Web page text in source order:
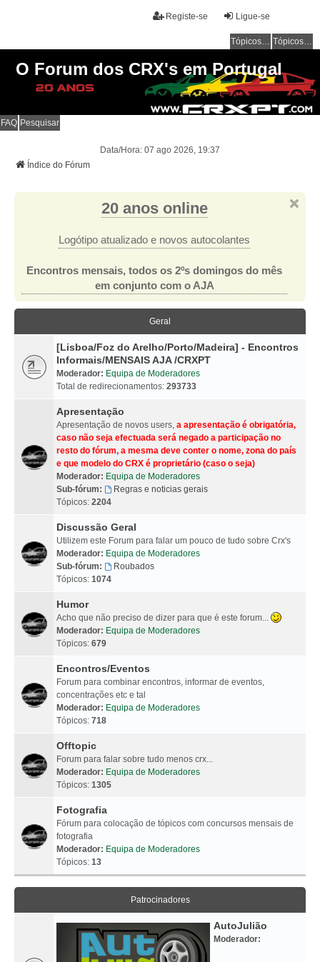
Ligue-se
Registe-se
Tópicos sem resposta Tópicos ativos
O Forum dos CRX's em Portugal
FAQ Pesquisar
Data/Hora: 07 ago 2026, 19:37
Índice do Fórum
20 anos online
Logótipo atualizado e novos autocolantes
Encontros mensais, todos os 2ºs domingos do mês
em conjunto com o AJA
Geral
[Lisboa/Foz do Arelho/Porto/Madeira] - Encontros
Informais/MENSAIS AJA /CRXPT
Moderador: Equipa de Moderadores
Total de redirecionamentos: 293733
Apresentação
Apresentação de novos users, a apresentação é obrigatória,
caso não seja efectuada será negado a participação no
resto do fórum, a mesma deve conter o nome, zona do país
e que modelo do CRX é proprietário (caso o seja)
Moderador: Equipa de Moderadores
Sub-fórum:
Regras e noticias gerais
Tópicos: 2204
Discussão Geral
Utilizem este Forum para falar um pouco de tudo sobre Crx's
Moderador: Equipa de Moderadores
Sub-fórum:
Roubados
Tópicos: 1074
Humor
Acho que não preciso de dizer para que é este forum...
Moderador: Equipa de Moderadores
Tópicos: 679
Encontros/Eventos
Forum para combinar encontros, informar de eventos,
concentrações etc e tal
Moderador: Equipa de Moderadores
Tópicos: 718
Offtopic
Forum para falar sobre tudo menos crx...
Moderador: Equipa de Moderadores
Tópicos: 1305
Fotografia
Fórum para colocação de tópicos com concursos mensais de
fotografia
Moderador: Equipa de Moderadores
Tópicos: 13
Patrocinadores
AutoJulião
Moderador: